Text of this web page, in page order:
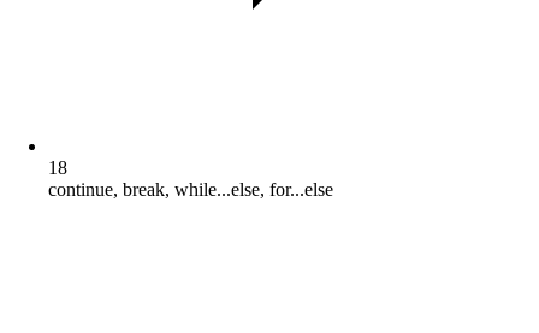
18
continue, break, while...else, for...else